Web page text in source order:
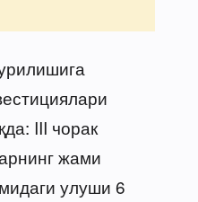
III чорак
жами
улуши 6